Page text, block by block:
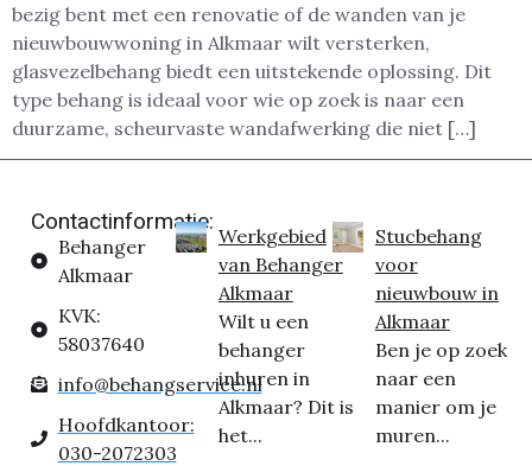
bezig bent met een renovatie of de wanden van je
nieuwbouwwoning in Alkmaar wilt versterken,
glasvezelbehang biedt een uitstekende oplossing. Dit
type behang is ideaal voor wie op zoek is naar een
duurzame, scheurvaste wandafwerking die niet […]
Contactinformatie:
Behanger
Alkmaar
KVK:
58037640
info@behangservice.nl
Hoofdkantoor:
030-2072303
Werkgebied
van Behanger
Alkmaar
Wilt u een
behanger
inhuren in
Alkmaar? Dit is
het...
Stucbehang
voor
nieuwbouw in
Alkmaar
Ben je op zoek
naar een
manier om je
muren...